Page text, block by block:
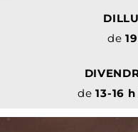
de
de13-16 h